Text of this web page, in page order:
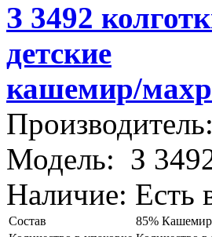
З 3492
детские
кашемир/
Производитель:
Модель: З
Наличие: Есть
Состав
85%